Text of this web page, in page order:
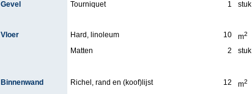
Gevel
Tourniquet 1 stuk
Vloer Hard, linoleum 10 m2
Matten 2 stuk
Binnenwand Richel, rand en (koof)lijst 12 m2